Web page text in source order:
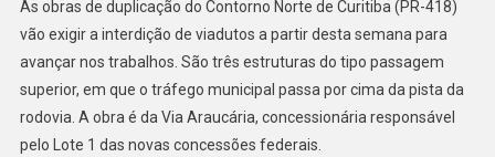
DO
CONTORNO
NORTE
DE
CURITIBA
TERÁ
As obras de duplicação do Contorno Norte de Curitiba (PR-418)
vão exigir a interdição de viadutos a partir desta semana para
avançar nos trabalhos. São três estruturas do tipo passagem
superior, em que o tráfego municipal passa por cima da pista da
rodovia. A obra é da Via Araucária, concessionária responsável
pelo Lote 1 das novas concessões federais.